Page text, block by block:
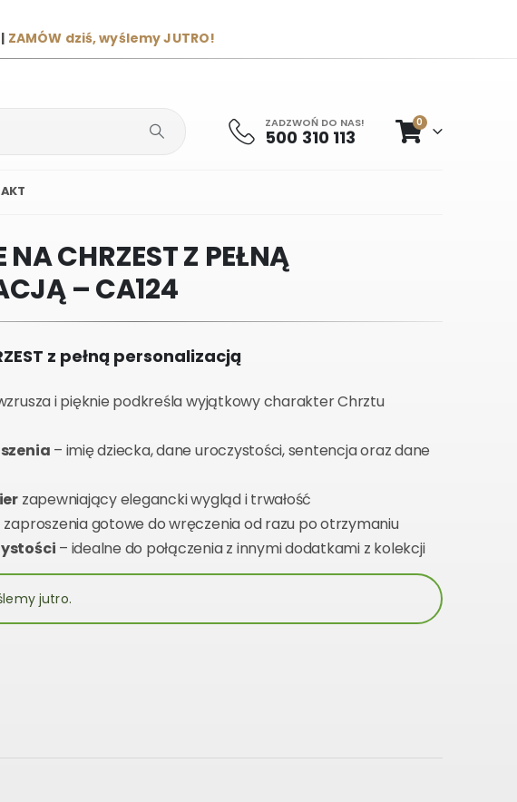
ZAMÓW dziś, wyślemy JUTRO!
ZADZWOŃ DO NAS!
500 310 113
0
NA CHRZEST Z PEŁNĄ
– CA124
z pełną personalizacją
i pięknie podkreśla wyjątkowy charakter Chrztu
– imię dziecka, dane uroczystości, sentencja oraz dane
zapewniający elegancki wygląd i trwałość
zaproszenia gotowe do wręczenia od razu po otrzymaniu
– idealne do połączenia z innymi dodatkami z kolekcji
jutro.